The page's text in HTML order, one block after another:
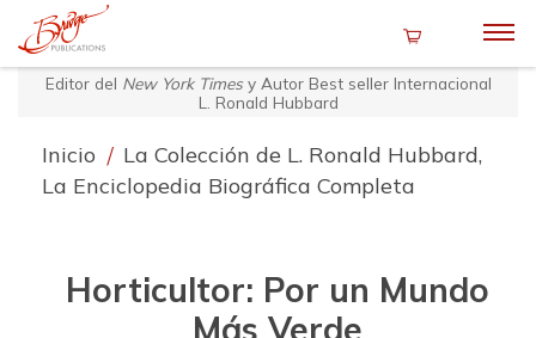
Editor del New York Timesy Autor Best seller Internacional
L. Ronald Hubbard
Inicio / La Colección de L. Ronald Hubbard,
La Enciclopedia Biográfica Completa
Horticultor: Por un Mundo
Más Verde